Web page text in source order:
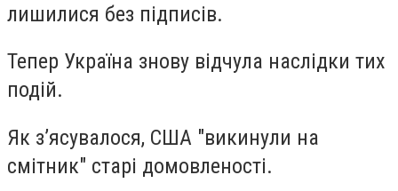
лишилися без підписів.
Тепер Україна знову відчула наслідки тих
подій.
Як з’ясувалося, США "викинули на
смітник" старі домовленості.